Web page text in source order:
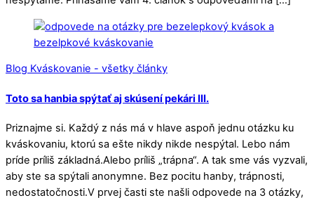
Blog Kváskovanie - všetky články
Toto sa hanbia spýtať aj skúsení pekári III.
Priznajme si. Každý z nás má v hlave aspoň jednu otázku ku
kváskovaniu, ktorú sa ešte nikdy nikde nespýtal. Lebo nám
príde príliš základná.Alebo príliš „trápna“. A tak sme vás vyzvali,
aby ste sa spýtali anonymne. Bez pocitu hanby, trápnosti,
nedostatočnosti.V prvej časti ste našli odpovede na 3 otázky,